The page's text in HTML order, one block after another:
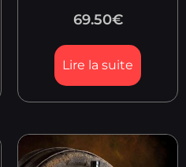
69.50€
Lire la suite